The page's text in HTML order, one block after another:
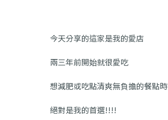
今天分享的這家是我的愛店
兩三年前開始就很愛吃
想減肥或吃點清爽無負擔的餐點時
絕對是我的首選!!!!